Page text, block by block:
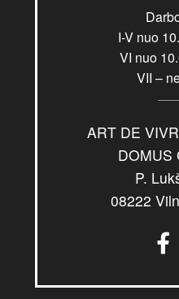
I-V nuo
VI nuo
VII –
ART DE
DOMUS
P.
08222